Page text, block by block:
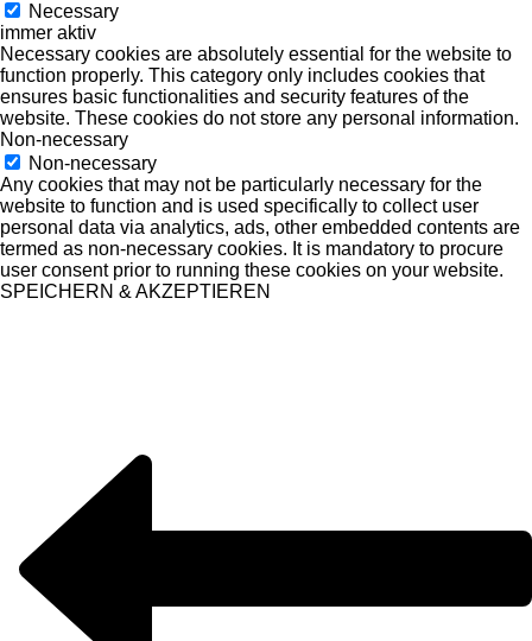
Necessary
immer aktiv
Necessary cookies are absolutely essential for the website to
function properly. This category only includes cookies that
ensures basic functionalities and security features of the
website. These cookies do not store any personal information.
Non-necessary
Non-necessary
Any cookies that may not be particularly necessary for the
website to function and is used specifically to collect user
personal data via analytics, ads, other embedded contents are
termed as non-necessary cookies. It is mandatory to procure
user consent prior to running these cookies on your website.
SPEICHERN & AKZEPTIEREN